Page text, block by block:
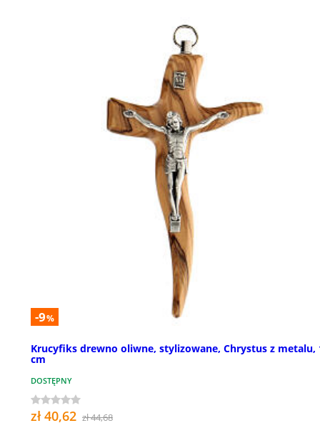
-9%
Krucyfiks drewno oliwne, stylizowane, Chrystus z metalu,
cm
DOSTĘPNY
zł 40,62 zł 44,68